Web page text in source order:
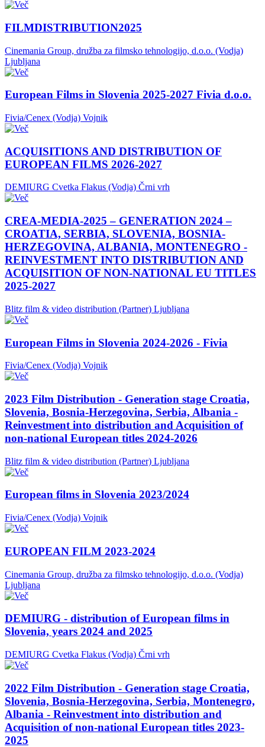
FILMDISTRIBUTION2025
Cinemania Group, družba za filmsko tehnologijo, d.o.o. (Vodja)
Ljubljana
European Films in Slovenia 2025-2027 Fivia d.o.o.
Fivia/Cenex (Vodja) Vojnik
ACQUISITIONS AND DISTRIBUTION OF
EUROPEAN FILMS 2026-2027
DEMIURG Cvetka Flakus (Vodja) Črni vrh
CREA-MEDIA-2025 – GENERATION 2024 –
CROATIA, SERBIA, SLOVENIA, BOSNIA-
HERZEGOVINA, ALBANIA, MONTENEGRO -
REINVESTMENT INTO DISTRIBUTION AND
ACQUISITION OF NON-NATIONAL EU TITLES
2025-2027
Blitz film & video distribution (Partner) Ljubljana
European Films in Slovenia 2024-2026 - Fivia
Fivia/Cenex (Vodja) Vojnik
2023 Film Distribution - Generation stage Croatia,
Slovenia, Bosnia-Herzegovina, Serbia, Albania -
Reinvestment into distribution and Acquisition of
non-national European titles 2024-2026
Blitz film & video distribution (Partner) Ljubljana
European films in Slovenia 2023/2024
Fivia/Cenex (Vodja) Vojnik
EUROPEAN FILM 2023-2024
Cinemania Group, družba za filmsko tehnologijo, d.o.o. (Vodja)
Ljubljana
DEMIURG - distribution of European films in
Slovenia, years 2024 and 2025
DEMIURG Cvetka Flakus (Vodja) Črni vrh
2022 Film Distribution - Generation stage Croatia,
Slovenia, Bosnia-Herzegovina, Serbia, Montenegro,
Albania - Reinvestment into distribution and
Acquisition of non-national European titles 2023-
2025